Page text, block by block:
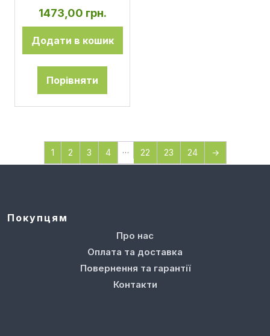
1473,00 грн.
Додати в кошик
Порівняти
1 2 3 4 … 22 23 24 →
Покупцям
Про нас
Оплата та доставка
Повернення та гарантії
Контакти